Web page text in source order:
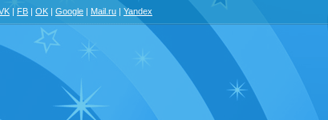
| FB | OK | Google | Mail.ru | Yandex